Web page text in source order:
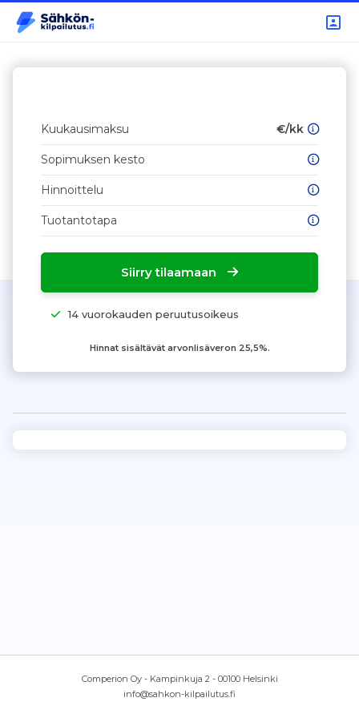
Kuukausimaksu €/kk
Sopimuksen kesto
Hinnoittelu
Tuotantotapa
Siirry tilaamaan
14 vuorokauden peruutusoikeus
Hinnat sisältävät arvonlisäveron 25,5%.
Comperion Oy - Kampinkuja 2 - 00100 Helsinki
info@sahkon-kilpailutus.fi